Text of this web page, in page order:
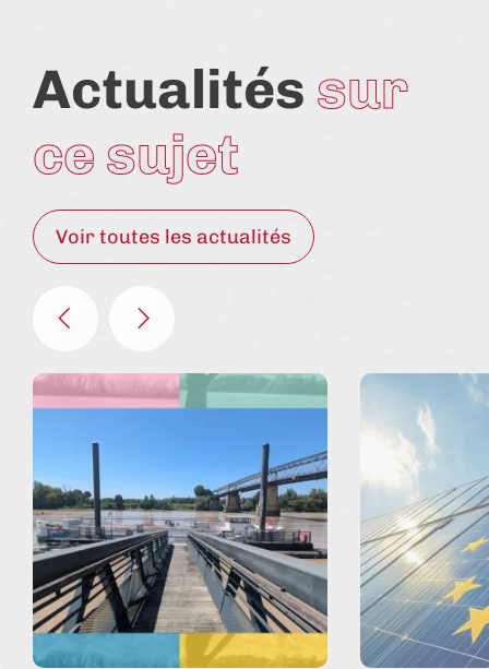
Actualités sur
ce sujet
Voir toutes les actualités